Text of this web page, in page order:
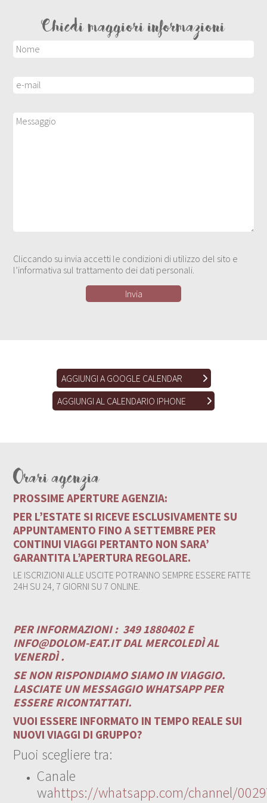
Chiedi maggiori informazioni
Cliccando su invia accetti le condizioni di utilizzo del sito e
l’informativa sul trattamento dei dati personali.
AGGIUNGI A GOOGLE CALENDAR
AGGIUNGI AL CALENDARIO IPHONE
Orari agenzia
PROSSIME APERTURE AGENZIA:
PER L’ESTATE SI RICEVE ESCLUSIVAMENTE SU
APPUNTAMENTO FINO A SETTEMBRE PER
CONTINUI VIAGGI PERTANTO NON SARA’
GARANTITA L’APERTURA REGOLARE.
LE ISCRIZIONI ALLE USCITE POTRANNO SEMPRE ESSERE FATTE
24H SU 24, 7 GIORNI SU 7 ONLINE.
PER INFORMAZIONI : 349 1880402 E
INFO@DOLOM-EAT.ITDAL MERCOLEDÌ AL
VENERDÌ .
SE NON RISPONDIAMO SIAMO IN VIAGGIO.
LASCIATE UN MESSAGGIO WHATSAPP PER
ESSERE RICONTATTATI.
VUOI ESSERE INFORMATO IN TEMPO REALE SUI
NUOVI VIAGGI DI GRUPPO?
Puoi scegliere tra:
Canale
wahttps://whatsapp.com/channel/